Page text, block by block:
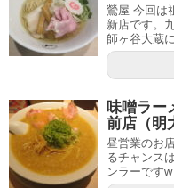
鶯屋 今回は
新店です。
師ヶ谷大蔵
味噌ラー
前店（
昼営業のお
るチャンス
ンラーです